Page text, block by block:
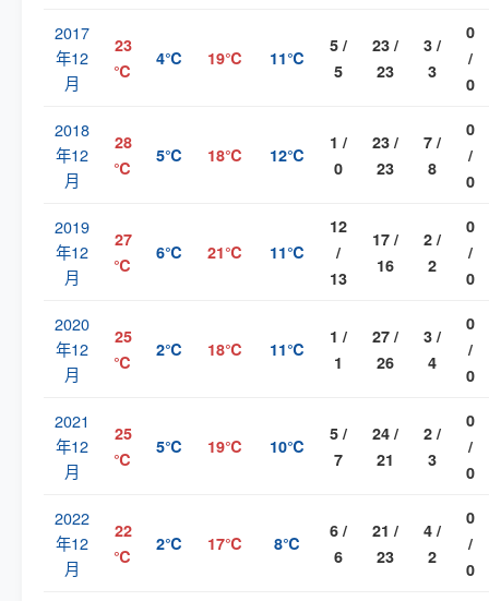
2017
年12
月
23
℃
4℃ 19℃ 11℃
5 /
5
23 /
23
3 /
3
0
/
0
2018
年12
月
28
℃
5℃ 18℃ 12℃
1 /
0
23 /
23
7 /
8
0
/
0
2019
年12
月
27
℃
6℃ 21℃ 11℃
12
/
13
17 /
16
2 /
2
0
/
0
2020
年12
月
25
℃
2℃ 18℃ 11℃
1 /
1
27 /
26
3 /
4
0
/
0
2021
年12
月
25
℃
5℃ 19℃ 10℃
5 /
7
24 /
21
2 /
3
0
/
0
2022
年12
月
22
℃
2℃ 17℃ 8℃
6 /
6
21 /
23
4 /
2
0
/
0